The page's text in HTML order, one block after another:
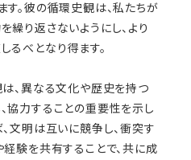
。彼の循環史観は、私たちが
り返さないようにし、より
るべとなり得ます。
は、異なる文化や歴史を持つ
協力することの重要性を示し
文明は互いに競争し、衝突す
験を共有することで、共に成